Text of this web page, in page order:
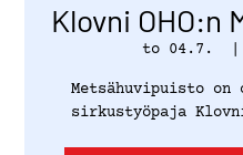
Klovni OHO:n
to 04.7.
Metsähuvipuisto
sirkustyöpaja